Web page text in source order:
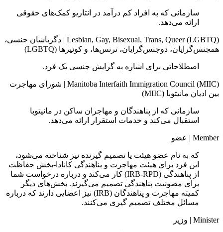
سازمانی که به افراد کم‌ درآمد در انتاریو کمک‌های حقوقی
ارائه می‌دهد.
Lesbian, Gay, Bisexual, Trans, Queer (LGBTQ)
| دگرباشان جنسی،
همجنس‌گرایان، دوجنس‌گرایان، ترنس‌ها، و کوئیرها (LGBTQ)
اصطلاحاتی برای اشاره به گرایش جنسی یک فرد.
Manitoba Interfaith Immigration Council (MIIC)
| شورای مهاجرت
بین ادیان مانیتوبا (MIIC)
سازمانی که از پناهندگان و مهاجران ساکن در مانیتوبا
استقبال می‌کند و خدمات استقرار ارائه می‌دهد.
Member
| عضو
که به نام عضو هیئت یا تصمیم‌ گیرنده نیز شناخته می‌شود،
این فرد برای هیئت مهاجرت و پناهندگی کانادا-بخش حفاظت
از پناهندگی (IRB-RPD) کار می‌کند و درباره درخواست شما
برای مصونیت پناهندگی تصمیم می‌گیرند. بخش‌های دیگر
کمیته مهاجرت و پناهندگان (IRB) نیز اعضایی دارند که درباره
مسائل مختلف تصمیم‌ گیری می‌کنند.
Minister
| وزیر